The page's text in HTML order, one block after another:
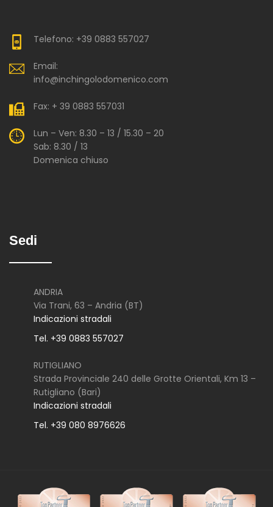
Telefono: +39 0883 557027
Email:
info@inchingolodomenico.com
Fax: + 39 0883 557031
Lun – Ven: 8.30 – 13 / 15.30 – 20
Sab: 8.30 / 13
Domenica chiuso
Sedi
ANDRIA
Via Trani, 63 – Andria (BT)
Indicazioni stradali
Tel. +39 0883 557027
RUTIGLIANO
Strada Provinciale 240 delle Grotte Orientali, Km 13 –
Rutigliano (Bari)
Indicazioni stradali
Tel. +39 080 8976626